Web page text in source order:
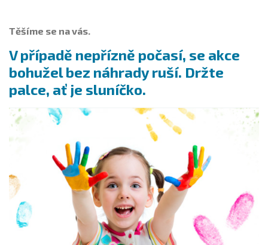
Těšíme se na vás.
V případě nepřízně počasí, se akce
bohužel bez náhrady ruší. Držte
palce, ať je sluníčko.